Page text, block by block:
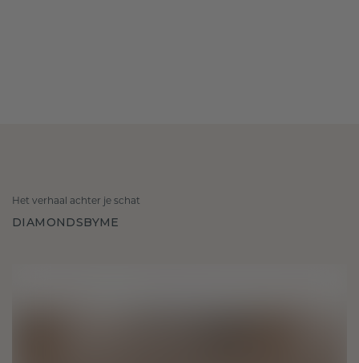
Het verhaal achter je schat
DIAMONDSBYME